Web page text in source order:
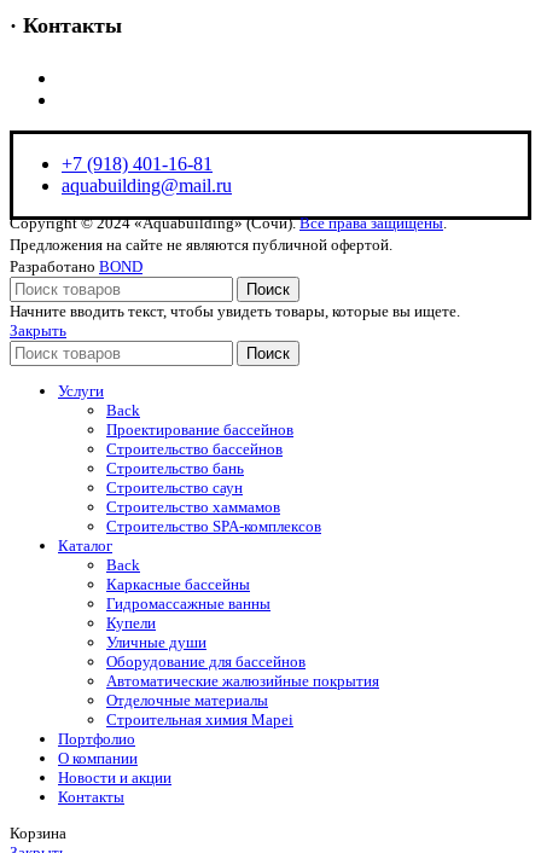
· Контакты
+7 (918) 401-16-81
aquabuilding@mail.ru
Copyright © 2024 «Aquabuilding» (Сочи).Все права защищены.
Предложения на сайте не являются публичной офертой.
Разработано BOND
Поиск
Начните вводить текст, чтобы увидеть товары, которые вы ищете.
Закрыть
Поиск
Услуги
Back
Проектирование бассейнов
Строительство бассейнов
Строительство бань
Строительство саун
Строительство хаммамов
Строительство SPA-комплексов
Каталог
Back
Каркасные бассейны
Гидромассажные ванны
Купели
Уличные души
Оборудование для бассейнов
Автоматические жалюзийные покрытия
Отделочные материалы
Строительная химия Mapei
Портфолио
O компании
Новости и акции
Контакты
Корзина